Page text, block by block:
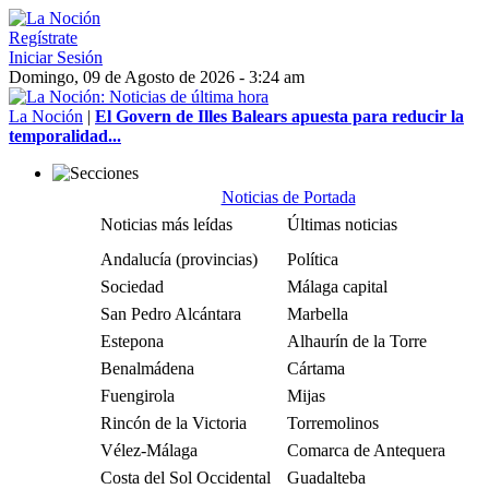
Regístrate
Iniciar Sesión
Domingo, 09 de Agosto de 2026 - 3:24 am
La Noción | El Govern de Illes Balears apuesta para reducir la
temporalidad...
Noticias de Portada
Noticias más leídas
Últimas noticias
Andalucía (provincias)
Política
Sociedad
Málaga capital
San Pedro Alcántara
Marbella
Estepona
Alhaurín de la Torre
Benalmádena
Cártama
Fuengirola
Mijas
Rincón de la Victoria
Torremolinos
Vélez-Málaga
Comarca de Antequera
Costa del Sol Occidental
Guadalteba